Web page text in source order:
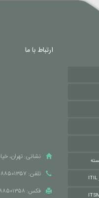
ارتباط با ما
نشانی: تهران،
تلفن: ۸۸۵۰۱۳۵۷
فکس: ۸۸۵۰۱۳۵۸